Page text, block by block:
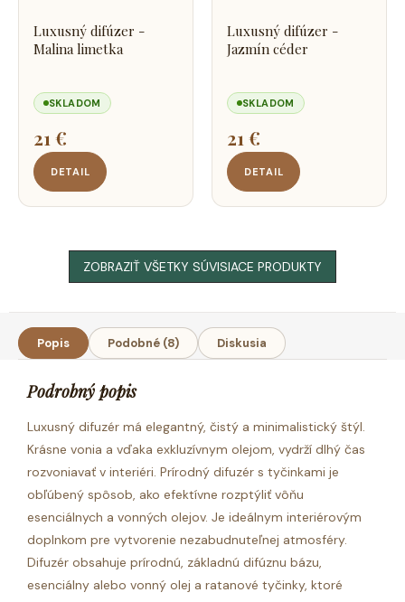
Luxusný difúzer -
Malina limetka
SKLADOM
21 €
DETAIL
Luxusný difúzer -
Jazmín céder
SKLADOM
21 €
DETAIL
ZOBRAZIŤ VŠETKY SÚVISIACE PRODUKTY
Popis Podobné (8) Diskusia
Podrobný popis
Luxusný difuzér má elegantný, čistý a minimalistický štýl.
Krásne vonia a vďaka exkluzívnym olejom, vydrží dlhý čas
rozvoniavať v interiéri. Prírodný difuzér s tyčinkami je
obľúbený spôsob, ako efektívne rozptýliť vôňu
esenciálnych a vonných olejov. Je ideálnym interiérovým
doplnkom pre vytvorenie nezabudnuteľnej atmosféry.
Difuzér obsahuje prírodnú, základnú difúznu bázu,
esenciálny alebo vonný olej a ratanové tyčinky, ktoré